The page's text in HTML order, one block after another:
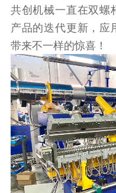
共创机械一直在双螺
产品的迭代更新，应
带来不一样的惊喜！